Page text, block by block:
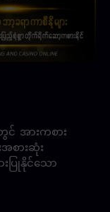
င် အားကစား
စားဆုံး
ပြုနိုင်သော